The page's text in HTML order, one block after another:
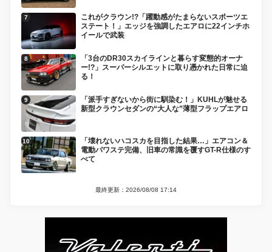
これがクラウン!?「躍動感がたまらないスポーツエ
ステート！」エッジを強調したエアロに22インチホ
イールで武装
「3台のDR30スカイラインと暮らす変態的オーナ
ー!?」スーパーシルエットに取り憑かれた日常に迫
る！
「派手すぎないから街に馴染む！」KUHLが魅せる
新型クラウンセダンの“大人な”薄型フラップエアロ
「壊れないハコスカを目指した結果…」エアコン＆
電動パワステ完備、旧車の常識を覆すGT-R仕様のす
べて
最終更新：2026/08/08 17:14